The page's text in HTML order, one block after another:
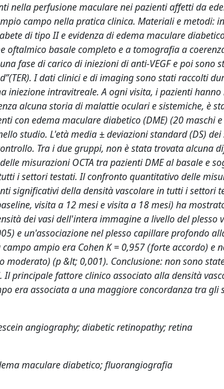
nella perfusione maculare nei pazienti affetti da
campo nella pratica clinica. Materiali e metodi:
di tipo II e evidenza di edema maculare
oftalmico basale completo e a tomografia a
fase di carico di iniezioni di anti-VEGF e poi
I dati clinici e di imaging sono stati raccolti
iniezione intravitreale. A ogni visita, i pazienti
alcuna storia di malattie oculari e sistemiche, è
con edema maculare diabetico (DME) (20 maschi
studio. L'età media ± deviazioni standard (DS)
Tra i due gruppi, non è stata trovata alcuna
misurazioni OCTA tra pazienti DME al basale e
i settori testati. Il confronto quantitativo delle
significativi della densità vascolare in tutti i settori
visita a 12 mesi e visita a 18 mesi) ha
dei vasi dell'intera immagine a livello del plesso
e un'associazione nel plesso capillare profondo
ampio era Cohen K = 0,957 (forte accordo)
moderato) (p &lt; 0,001). Conclusione: non sono
principale fattore clinico associato alla densità
era associata a una maggiore concordanza tra gli
angiography; diabetic retinopathy; retina
maculare diabetico; fluorangiografia